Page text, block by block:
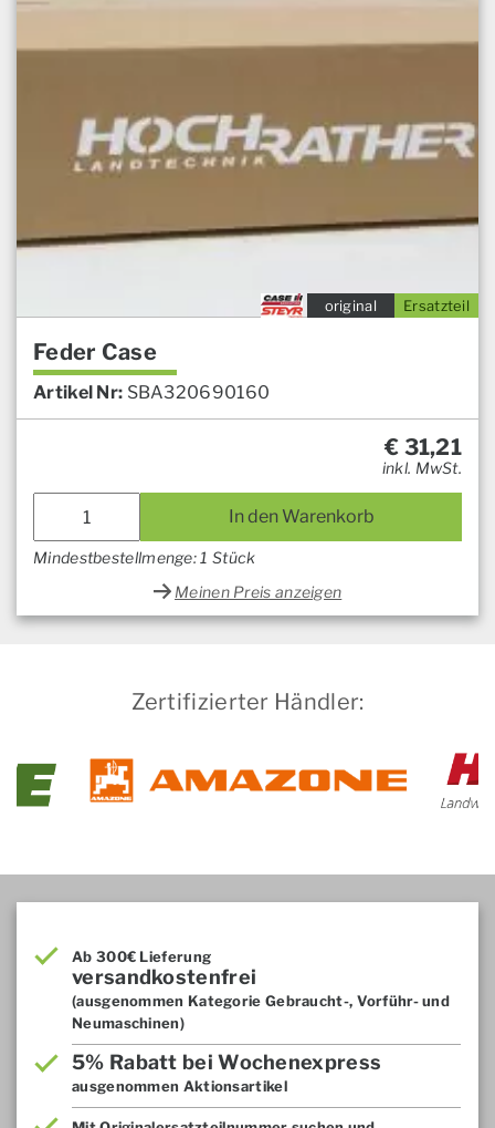
Ersatzteil
original
Feder Case
Artikel Nr: SBA320690160
€ 31,21
inkl. MwSt.
In den Warenkorb
Mindestbestellmenge: 1 Stück
Meinen Preis anzeigen
Zertifizierter Händler:
Ab 300€ Lieferung
versandkostenfrei
(ausgenommen Kategorie Gebraucht-, Vorführ- und
Neumaschinen)
5% Rabatt bei Wochenexpress
ausgenommen Aktionsartikel